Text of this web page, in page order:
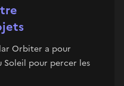
Orbiter a pour
pour percer les